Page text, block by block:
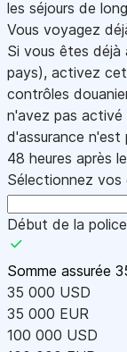
les séjours de
Vous voyagez
Si vous êtes déjà
pays), activez
contrôles
n'avez pas activé
d'assurance
48 heures après
Sélectionnez
Début de la
Somme assurée
35 000 USD
35 000 EUR
100 000 USD